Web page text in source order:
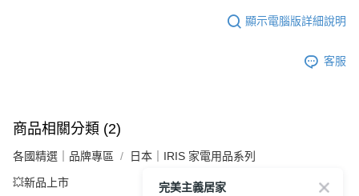
顯示電腦版詳細說明
客服
商品相關分類 (2)
各國精選｜品牌專區 日本｜IRIS 家電用品系列
💥新品上市 完美主義居家